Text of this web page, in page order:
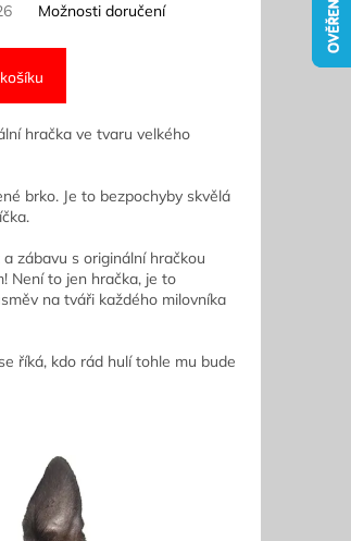
Možnosti doručení
hračka ve tvaru velkého
brko. Je to bezpochyby skvělá
zábavu s originální hračkou
Není to jen hračka, je to
na tváři každého milovníka
říká, kdo rád hulí tohle mu bude